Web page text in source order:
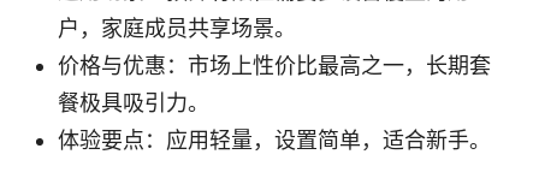
户，家庭成员共享场景。
价格与优惠：市场上性价比最高之一，长期套
餐极具吸引力。
体验要点：应用轻量，设置简单，适合新手。